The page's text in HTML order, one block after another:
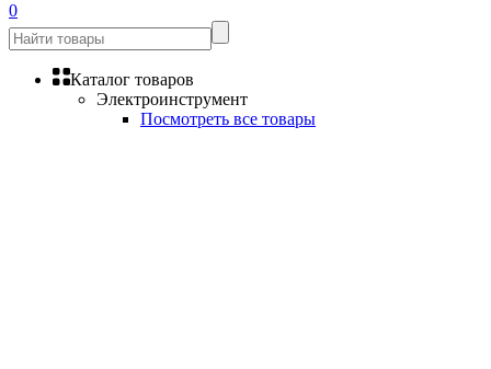
0
Каталог товаров
Электроинструмент
Посмотреть все товары